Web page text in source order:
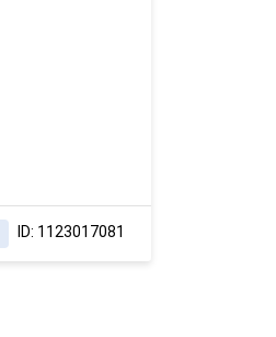
ID: 1123017081